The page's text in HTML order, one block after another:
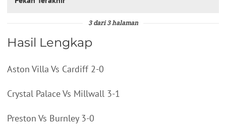
3 dari 3 halaman
Hasil Lengkap
Aston Villa Vs Cardiff 2-0
Crystal Palace Vs Millwall 3-1
Preston Vs Burnley 3-0